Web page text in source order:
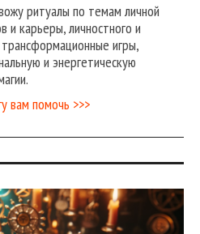
ритуалы по темам личной
и карьеры, личностного и
игры,
и энергетическую
вам помочь >>>